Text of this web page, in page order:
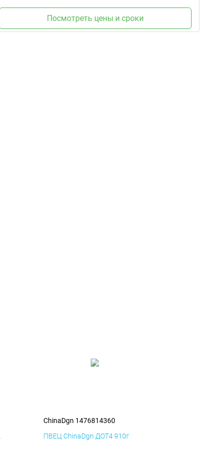
Посмотреть цены и сроки
ChinaDgn 1476814360
ПВЕЦ ChinaDgn ДОТ4 910г